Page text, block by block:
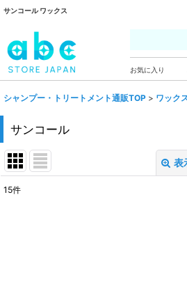
サンコール ワックス
お気に入り
シャンプー・トリートメント通販TOP > ワック
サンコール
表
15件